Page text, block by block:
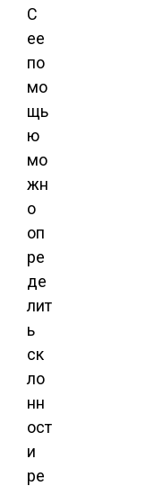
С
ее
по
мо
щь
ю
мо
жн
о
оп
ре
де
лит
ь
ск
ло
нн
ост
и
ре